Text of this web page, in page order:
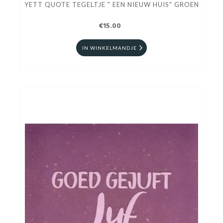
YETT QUOTE TEGELTJE " EEN NIEUW HUIS" GROEN
€15.00
IN WINKELMANDJE